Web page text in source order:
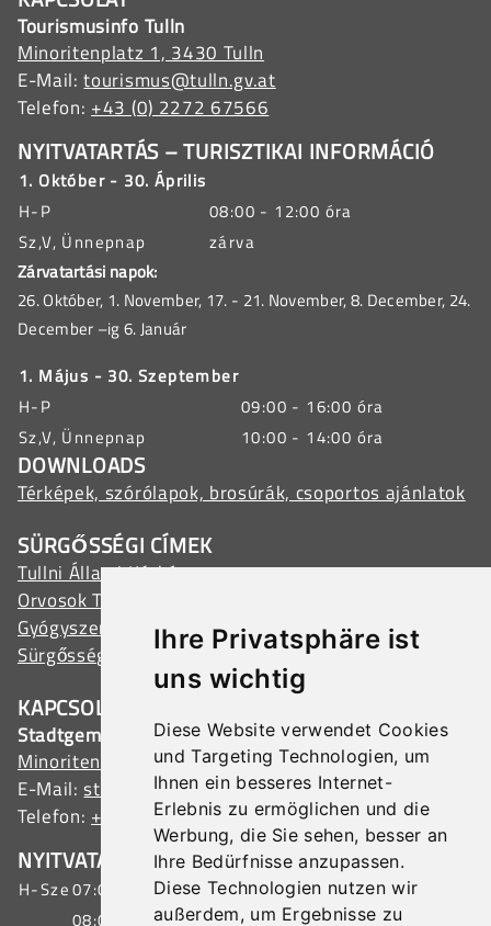
Ihre Privatsphäre ist
uns wichtig
Diese Website verwendet Cookies
und Targeting Technologien, um
Ihnen ein besseres Internet-
Erlebnis zu ermöglichen und die
Werbung, die Sie sehen, besser an
Ihre Bedürfnisse anzupassen.
Diese Technologien nutzen wir
außerdem, um Ergebnisse zu
Tourismusinfo Tulln
Minoritenplatz 1, 3430 Tulln
E-Mail:tourismus@tulln.gv.at
Telefon: +43 (0) 2272 67566
NYITVATARTÁS – TURISZTIKAI INFORMÁCIÓ
1. Október - 30. Április
H-P
08:00 - 12:00 óra
Sz,V, Ünnepnap
zárva
Zárvatartási napok:
26. Október, 1. November, 17. - 21. November, 8. December, 24.
December –ig 6. Január
1. Május - 30. Szeptember
H-P
09:00 - 16:00 óra
Sz,V, Ünnepnap
10:00 - 14:00 óra
DOWNLOADS
Térképek, szórólapok, brosúrák, csoportos ajánlatok
SÜRGŐSSÉGI CÍMEK
Tullni Állami Kórház
Orvosok Tullnban
Gyógyszertárak Tullnban
Sürgősségi szolgálatok
KAPCSOLAT
Stadtgemeinde Tulln
Minoritenplatz 1, 3430 Tulln, Austria
E-Mail:stadtamt@tulln.gv.at
Telefon: +43 (0) 2272 690-0
NYITVATARTÁS ÜGYFÉLSZOLGÁLAT
H-Sze07:00 - 15:30 óra
08:00 - 19:00 óra